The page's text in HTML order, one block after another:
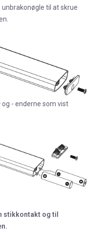
til at skrue
- enderne som vist
stikkontakt og til